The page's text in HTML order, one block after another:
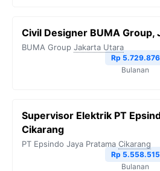
Civil Designer BUMA Group,
BUMA Group Jakarta Utara
Rp 5.729.876
Bulanan
Supervisor Elektrik PT
Cikarang
PT Epsindo Jaya Pratama Cikarang
Rp 5.558.515
Bulanan